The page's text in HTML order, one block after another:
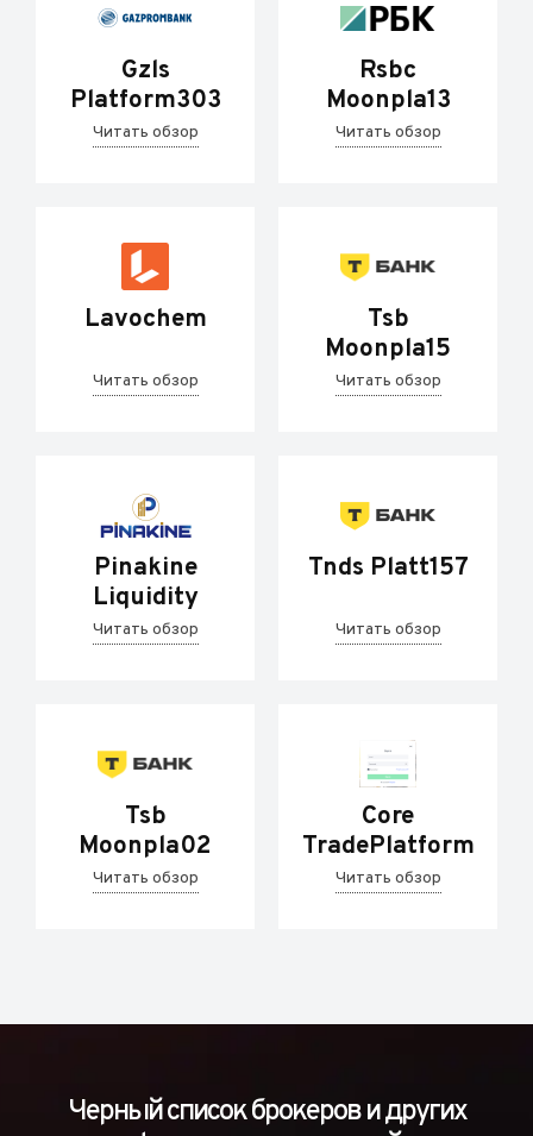
Gzls
Platform303
Читать обзор
Rsbc
Moonpla13
Читать обзор
Lavochem
Читать обзор
Tsb
Moonpla15
Читать обзор
Pinakine
Liquidity
Читать обзор
Tnds Platt157
Читать обзор
Tsb
Moonpla02
Читать обзор
Core
TradePlatform
Читать обзор
Черный список брокеров и других